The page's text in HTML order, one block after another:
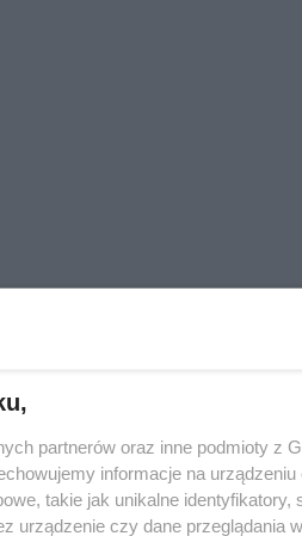
partnerów oraz inne podmioty z
informacje na urządzeniu
takie jak unikalne identyfikatory,
urządzenie czy dane przeglądania